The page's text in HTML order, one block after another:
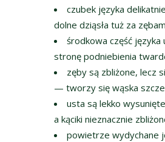
czubek języka
dolne dziąsła tuż za
środkowa część języka
stronę podniebienia
zęby są zbliżone, lecz
— tworzy się wąska
usta są lekko
a kąciki nieznacznie
powietrze wydychane